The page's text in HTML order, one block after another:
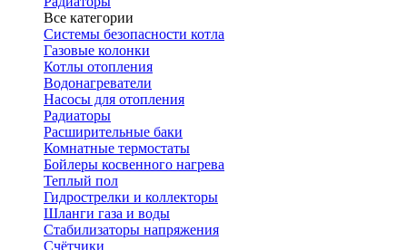
Все категории
Системы безопасности котла
Газовые колонки
Котлы отопления
Водонагреватели
Насосы для отопления
Радиаторы
Расширительные баки
Комнатные термостаты
Бойлеры косвенного нагрева
Теплый пол
Гидрострелки и коллекторы
Шланги газа и воды
Стабилизаторы напряжения
Счётчики